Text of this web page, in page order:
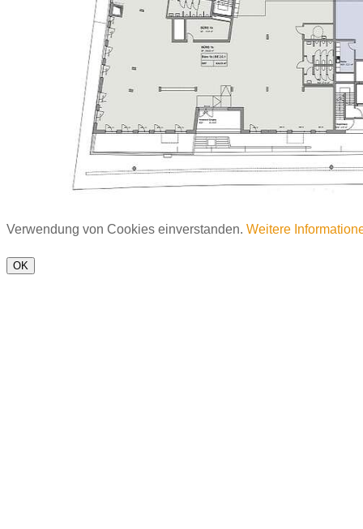
Verwendung von Cookies einverstanden. Weitere
OK